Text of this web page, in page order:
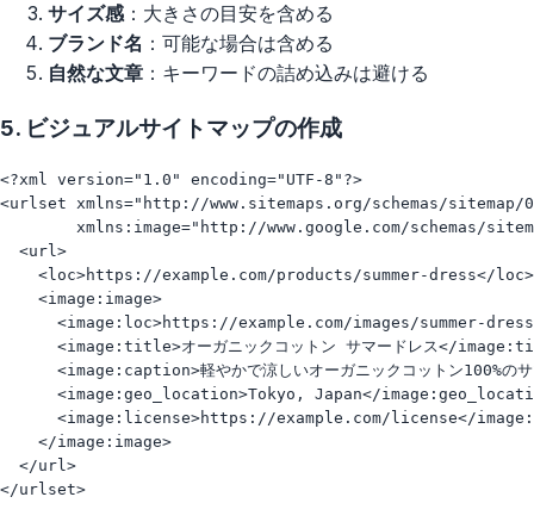
サイズ感：大きさの目安を含める
ブランド名 ：可能な場合は含める
自然な文章 ：キーワードの詰め込みは避ける
5. ビジュアルサイトマップの作成
<?xml version="1.0" encoding="UTF-8"?>
<urlset xmlns="http://www.sitemaps.org/schemas/sitemap/
xmlns:image="http://www.google.com/schemas/
  <url>
    <loc>https://example.com/products/summer-dress</loc>
    <image:image>
<image:loc>https://example.com/images/summer-
<image:title>オーガニックコットン サマードレス</
<image:caption>軽やかで涼しいオーガニックコットン100%の
<image:geo_location>Tokyo, Japan</
<image:license>https://example.com/license</
    </image:image>
  </url>